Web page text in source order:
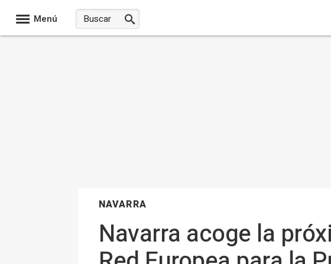
Menú
NAVARRA
Navarra acoge la